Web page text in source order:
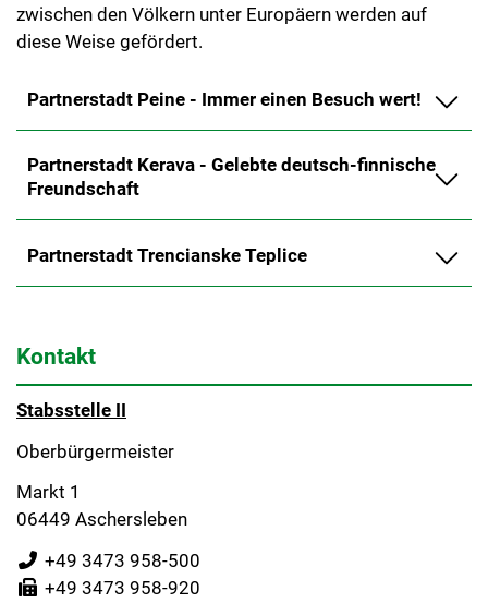
zwischen den Völkern unter Europäern werden auf
diese Weise gefördert.
Partnerstadt Peine - Immer einen Besuch wert!
Partnerstadt Kerava - Gelebte deutsch-finnische
Freundschaft
Partnerstadt Trencianske Teplice
Kontakt
Stabsstelle II
Oberbürgermeister
Markt 1
06449 Aschersleben
+49 3473 958-500
+49 3473 958-920